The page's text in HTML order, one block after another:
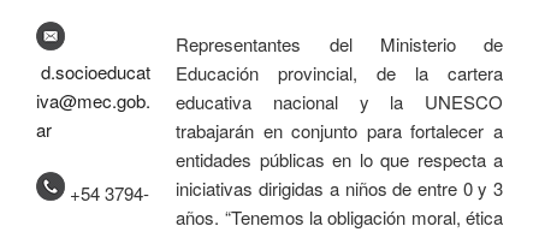
Representantes del Ministerio de
Educación provincial, de la cartera
educativa nacional y la UNESCO
trabajarán en conjunto para fortalecer a
entidades públicas en lo que respecta a
iniciativas dirigidas a niños de entre 0 y 3
años. “Tenemos la obligación moral, ética
d.socioeducat
iva@mec.gob.
ar
+54 3794-